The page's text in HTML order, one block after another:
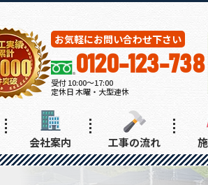
お気軽にお問い合わせ下さい
0120-123-738
受付 10:00～17:00
定休日 木曜・大型連休
会社案内 工事の流れ